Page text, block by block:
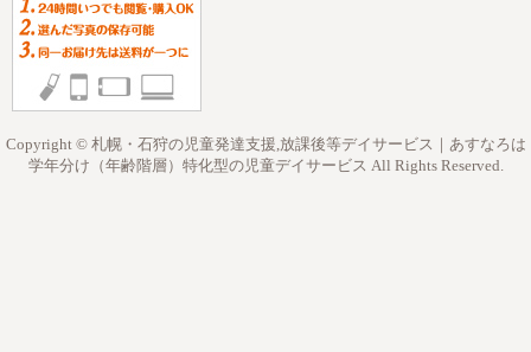
Copyright © 札幌・石狩の児童発達支援,放課後等デイサービス｜あすなろは
学年分け（年齢階層）特化型の児童デイサービス All Rights Reserved.